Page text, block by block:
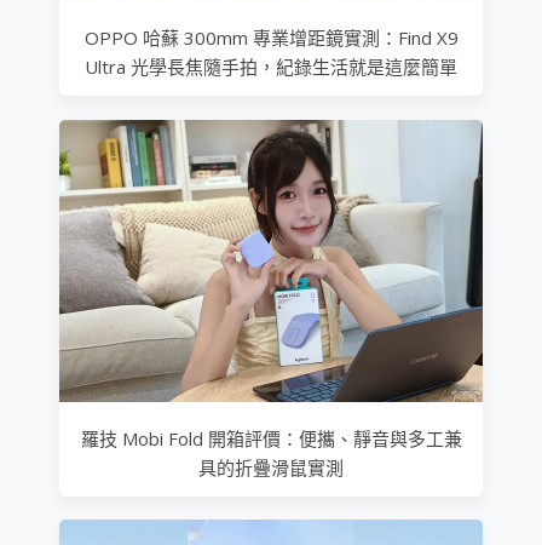
OPPO 哈蘇 300mm 專業增距鏡實測：Find X9
Ultra 光學長焦隨手拍，紀錄生活就是這麼簡單
羅技 Mobi Fold 開箱評價：便攜、靜音與多工兼
具的折疊滑鼠實測